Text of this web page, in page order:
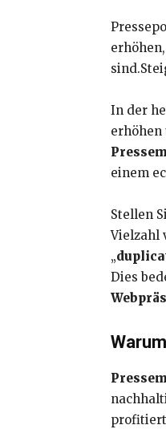
In der
erhöhen
einem
Stellen
Vielzahl
„
Dies